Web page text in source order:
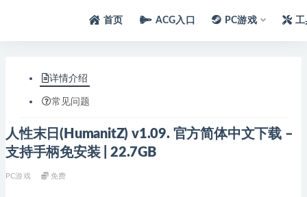
首页 ACG入口 PC游戏
详情介绍
常见问题
人性末日(HumanitZ) v1.09. 官方简体中文下载 –
支持手柄免安装 | 22.7GB
PC游戏 免费